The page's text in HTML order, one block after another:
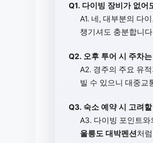
Q1. 다이빙 장비가 없어
A1. 네, 대부분의 다
챙기셔도 충분합니
Q2. 오후 투어 시 주차
A2. 경주의 주요 유
빌 수 있으니 대중교
Q3. 숙소 예약 시 고려
A3. 다이빙 포인트와
울릉도 대박펜션처